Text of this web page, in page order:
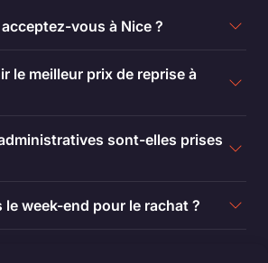
vous à Nice ?
le meilleur prix de reprise à
sont-elles prises
week-end pour le rachat ?